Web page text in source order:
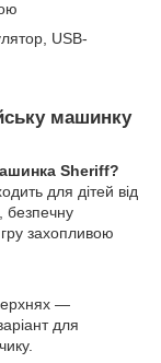
USB-
машинку
Sheriff?
для дітей від
безпечну
гру захопливою
—
для